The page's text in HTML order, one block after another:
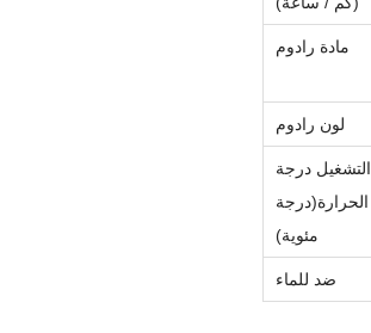
مادة رادوم
لون رادوم
التشغيل درجة
الحرارة(درجة
مئوية)
ضد للماء